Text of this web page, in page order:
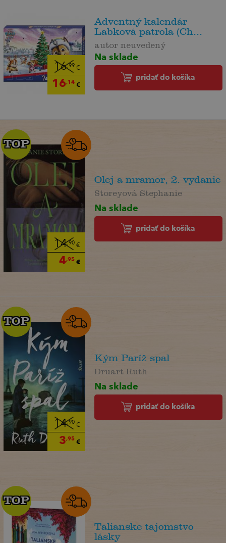
16,99 €
16,14€
Adventný kalendár
Labková patrola (Ch...
autor neuvedený
Na sklade
pridať do košíka
14,90€
4,95€
TOP
TOP
Olej a mramor, 2. vydanie
Storeyová Stephanie
Na sklade
pridať do košíka
14,90€
3,95€
TOP
TOP
Kým Paríž spal
Druart Ruth
Na sklade
pridať do košíka
TOP
TOP
Talianske tajomstvo
lásky